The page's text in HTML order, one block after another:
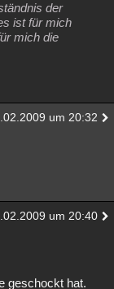
der
ist für mich
mich die
um 20:32
um 20:40
geschockt hat.